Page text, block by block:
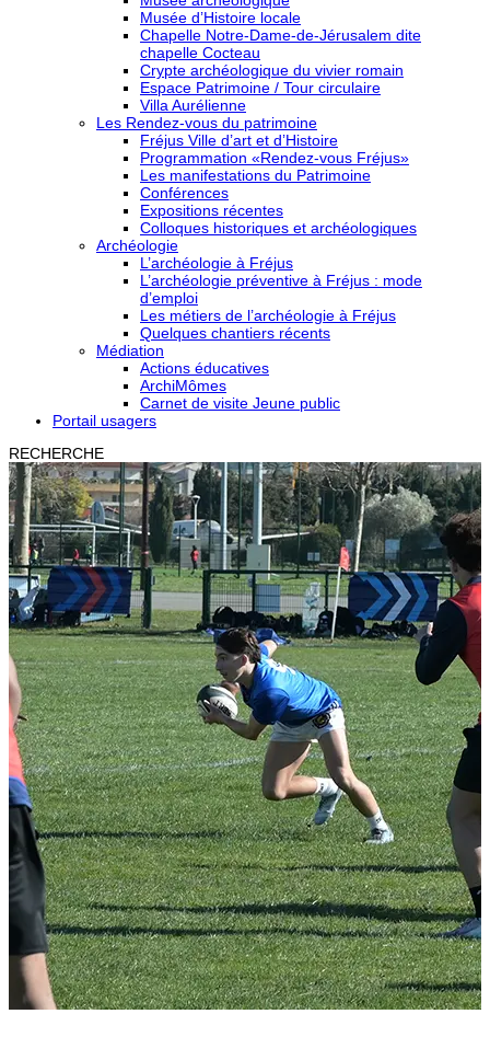
Musée d’Histoire locale
Chapelle Notre-Dame-de-Jérusalem dite
chapelle Cocteau
Crypte archéologique du vivier romain
Espace Patrimoine / Tour circulaire
Villa Aurélienne
Les Rendez-vous du patrimoine
Fréjus Ville d’art et d’Histoire
Programmation «Rendez-vous Fréjus»
Les manifestations du Patrimoine
Conférences
Expositions récentes
Colloques historiques et archéologiques
Archéologie
L’archéologie à Fréjus
L’archéologie préventive à Fréjus : mode
d’emploi
Les métiers de l’archéologie à Fréjus
Quelques chantiers récents
Médiation
Actions éducatives
ArchiMômes
Carnet de visite Jeune public
Portail usagers
RECHERCHE